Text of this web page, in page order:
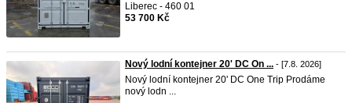
Liberec - 460 01
53 700 Kč
Nový lodní kontejner 20' DC On ... - [7.8. 2026]
Nový lodní kontejner 20' DC One Trip Prodáme
nový lodn ...